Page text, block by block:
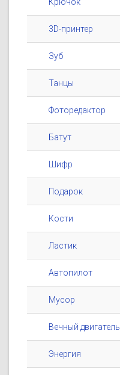
Крючок
3D-принтер
Зуб
Танцы
Фоторедактор
Батут
Шифр
Подарок
Кости
Ластик
Автопилот
Мусор
Вечный двигатель
Энергия